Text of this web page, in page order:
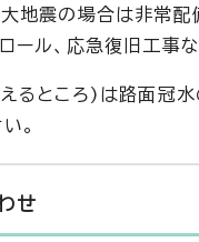
地震の場合は非常
ール、応急復旧工事
るところ)は路面冠
。
せ